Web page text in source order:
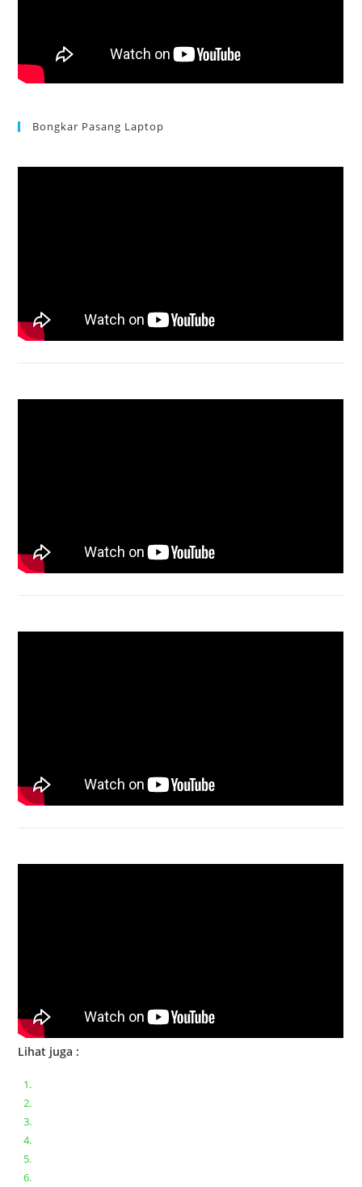
Bongkar Pasang Laptop
Lihat juga :